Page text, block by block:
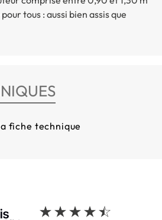
tous : aussi bien assis que
fiche technique